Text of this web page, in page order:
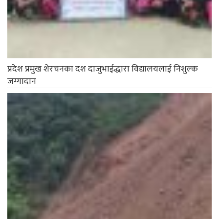
प्रदेश प्रमुख शेरचनका दश दाजुभाईद्धारा विद्यालयलाई निशुल्क
जग्गादान